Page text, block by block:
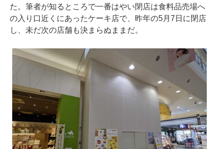
た。筆者が知るところで一番はやい閉店は食料品売場へ
の入り口近くにあったケーキ店で、昨年の5月7日に閉店
し、未だ次の店舗も決まらぬままだ。